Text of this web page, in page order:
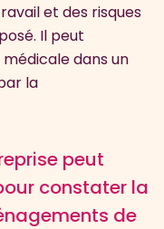
et des risques
Il peut
dans un
la
peut
constater la
de